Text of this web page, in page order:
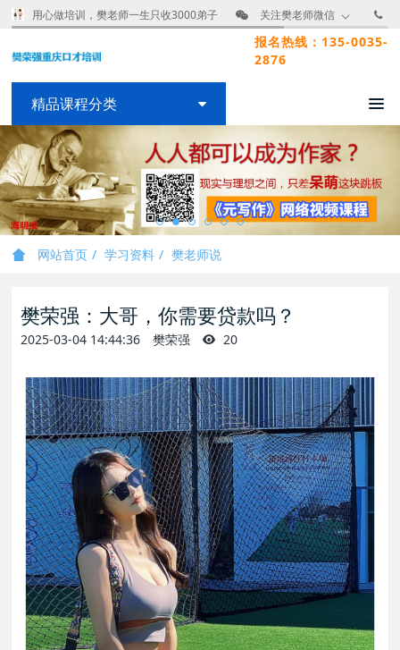
用心做培训，樊老师一生只收3000弟子 关注樊老师微信
报名热线：135-0035-
2876
精品课程分类
网站首页 学习资料 樊老师说
樊荣强：大哥，你需要贷款吗？
2025-03-04 14:44:36 樊荣强 20